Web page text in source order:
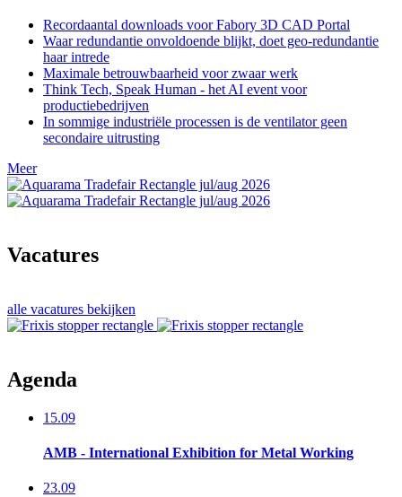
Recordaantal downloads voor Fabory 3D CAD Portal
Waar redundantie onvoldoende blijkt, doet geo-redundantie
haar intrede
Maximale betrouwbaarheid voor zwaar werk
Think Tech, Speak Human - het AI event voor
productiebedrijven
In sommige industriële processen is de ventilator geen
secondaire uitrusting
Meer
Vacatures
alle vacatures bekijken
Agenda
15.09
AMB - International Exhibition for Metal Working
23.09